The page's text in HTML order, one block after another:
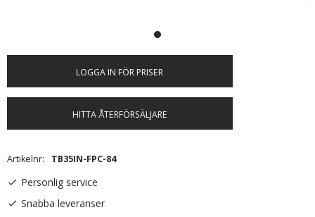
LOGGA IN FÖR PRISER
HITTA ÅTERFÖRSÄLJARE
Artikelnr TB35IN-FPC-84
Personlig service
Snabba leveranser